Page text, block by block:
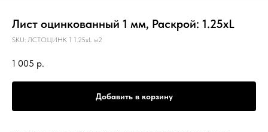
Лист оцинкованный 1 мм, Раскрой: 1.25хL
SKU: ЛСТОЦИНК 1 1.25хL м2
1 005 р.
Добавить в корзину